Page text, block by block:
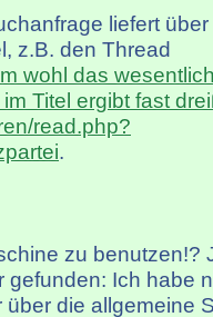
liefert
z.B. den Thread
wohl das
Titel ergibt fast
read.php?
.
zu benutzen!?
Ich habe
die allgemeine